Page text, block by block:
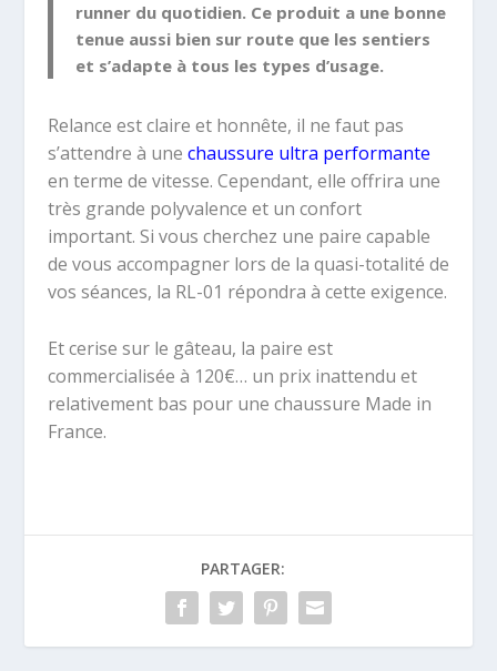
runner du quotidien. Ce produit a une bonne
tenue aussi bien sur route que les sentiers
et s’adapte à tous les types d’usage.
Relance est claire et honnête, il ne faut pas
s’attendre à une chaussure ultra performante
en terme de vitesse. Cependant, elle offrira une
très grande polyvalence et un confort
important. Si vous cherchez une paire capable
de vous accompagner lors de la quasi-totalité de
vos séances, la RL-01 répondra à cette exigence.
Et cerise sur le gâteau, la paire est
commercialisée à 120€… un prix inattendu et
relativement bas pour une chaussure Made in
France.
PARTAGER: